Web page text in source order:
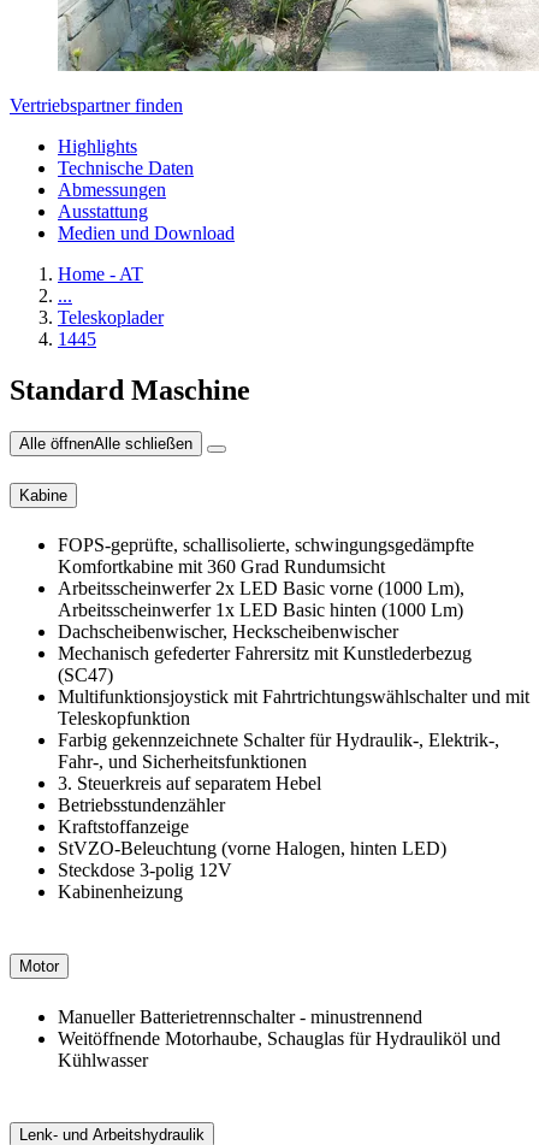
Vertriebspartner finden
Highlights
Technische Daten
Abmessungen
Ausstattung
Medien und Download
Home - AT
...
Teleskoplader
1445
Standard Maschine
Alle öffnenAlle schließen
Kabine
FOPS-geprüfte, schallisolierte, schwingungsgedämpfte
Komfortkabine mit 360 Grad Rundumsicht
Arbeitsscheinwerfer 2x LED Basic vorne (1000 Lm),
Arbeitsscheinwerfer 1x LED Basic hinten (1000 Lm)
Dachscheibenwischer, Heckscheibenwischer
Mechanisch gefederter Fahrersitz mit Kunstlederbezug
(SC47)
Multifunktionsjoystick mit Fahrtrichtungswählschalter und mit
Teleskopfunktion
Farbig gekennzeichnete Schalter für Hydraulik-, Elektrik-,
Fahr-, und Sicherheitsfunktionen
3. Steuerkreis auf separatem Hebel
Betriebsstundenzähler
Kraftstoffanzeige
StVZO-Beleuchtung (vorne Halogen, hinten LED)
Steckdose 3-polig 12V
Kabinenheizung
Motor
Manueller Batterietrennschalter - minustrennend
Weitöffnende Motorhaube, Schauglas für Hydrauliköl und
Kühlwasser
Lenk- und Arbeitshydraulik